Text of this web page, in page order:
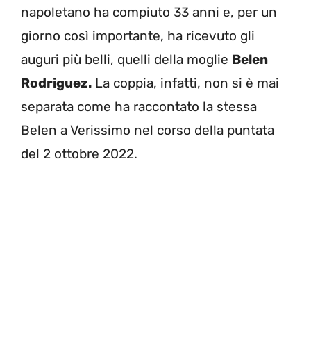
napoletano ha compiuto 33 anni e, per un
giorno così importante, ha ricevuto gli
auguri più belli, quelli della moglie Belen
Rodriguez. La coppia, infatti, non si è mai
separata come ha raccontato la stessa
Belen a Verissimo nel corso della puntata
del 2 ottobre 2022.